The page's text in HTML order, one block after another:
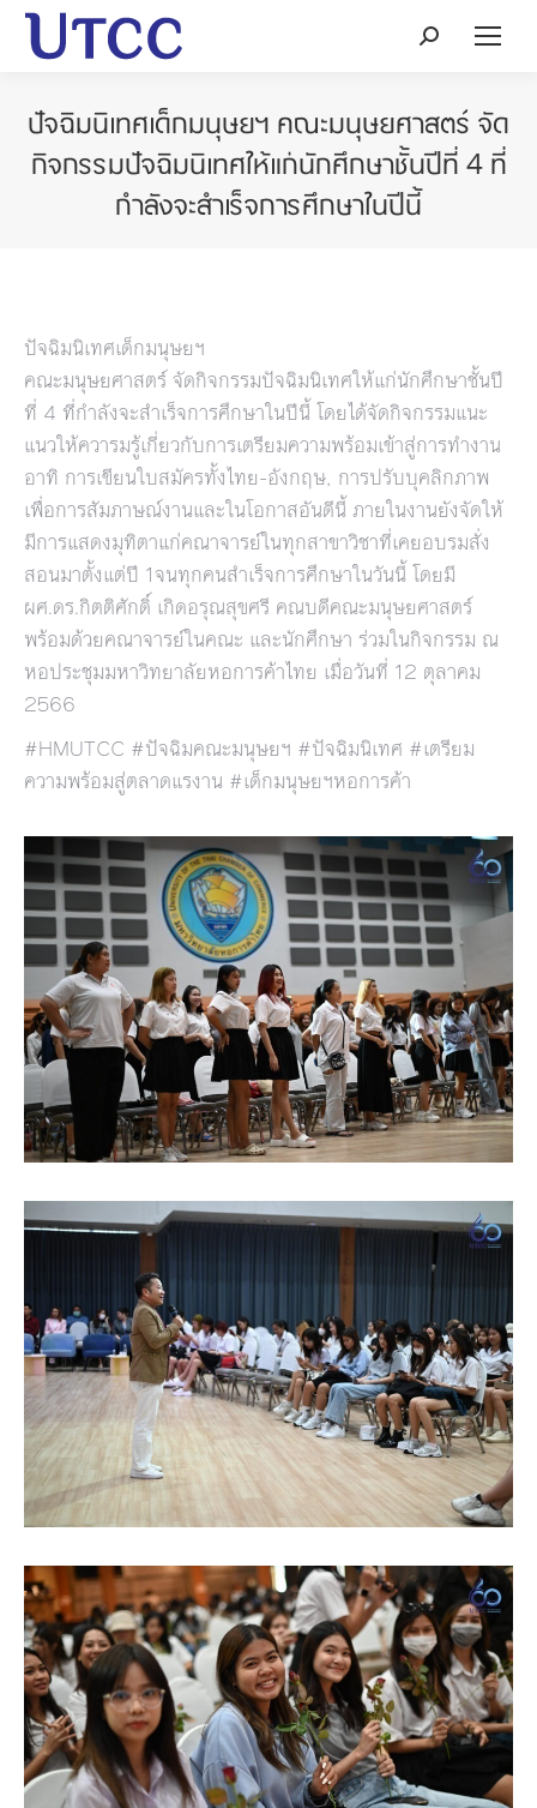
Search:
ปัจฉิมนิเทศเด็กมนุษยฯ คณะมนุษยศาสตร์ จัด
กิจกรรมปัจฉิมนิเทศให้แก่นักศึกษาชั้นปีที่ 4 ที่
กำลังจะสำเร็จการศึกษาในปีนี้
ปัจฉิมนิเทศเด็กมนุษยฯ
คณะมนุษยศาสตร์ จัดกิจกรรมปัจฉิมนิเทศให้แก่นักศึกษาชั้นปี
ที่ 4 ที่กำลังจะสำเร็จการศึกษาในปีนี้ โดยได้จัดกิจกรรมแนะ
แนวให้ควารมรู้เกี่ยวกับการเตรียมความพร้อมเข้าสู่การทำงาน
อาทิ การเขียนใบสมัครทั้งไทย-อังกฤษ, การปรับบุคลิกภาพ
เพื่อการสัมภาษณ์งานและในโอกาสอันดีนี้ ภายในงานยังจัดให้
มีการแสดงมุทิตาแก่คณาจารย์ในทุกสาขาวิชาที่เคยอบรมสั่ง
สอนมาตั้งแต่ปี 1จนทุกคนสำเร็จการศึกษาในวันนี้ โดยมี
ผศ.ดร.กิตติศักดิ์ เกิดอรุณสุขศรี คณบดีคณะมนุษยศาสตร์
พร้อมด้วยคณาจารย์ในคณะ และนักศึกษา ร่วมในกิจกรรม ณ
หอประชุมมหาวิทยาลัยหอการค้าไทย เมื่อวันที่ 12 ตุลาคม
2566
#HMUTCC #ปัจฉิมคณะมนุษยฯ #ปัจฉิมนิเทศ #เตรียม
ความพร้อมสู่ตลาดแรงาน #เด็กมนุษยฯหอการค้า